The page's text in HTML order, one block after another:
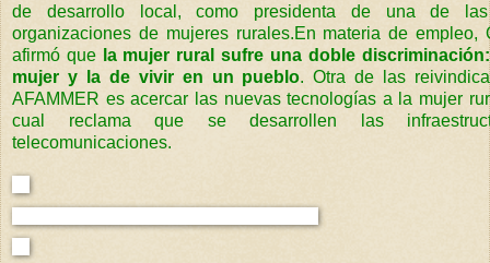
de desarrollo local, como presidenta de una de las
organizaciones de mujeres rurales.En materia de empleo,
afirmó que la mujer rural sufre una doble
mujer y la de vivir en un pueblo. Otra de las
AFAMMER es acercar las nuevas tecnologías a la mujer
cual reclama que se desarrollen las
telecomunicaciones.